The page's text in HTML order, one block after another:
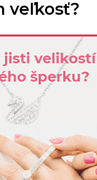
veľkosť?